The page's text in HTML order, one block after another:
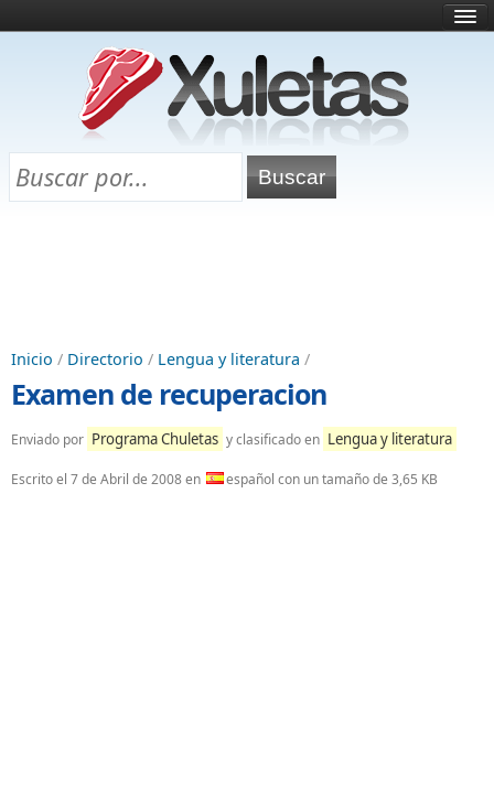
¿Qué es esto?
Directorio
Chuletas para exámenes
Inicio / Directorio / Lengua y literatura /
Examen de recuperacion
Enviado por Programa Chuletas y clasificado en Lengua y literatura
Escrito el 7 de Abril de 2008en español con un tamaño de 3,65 KB